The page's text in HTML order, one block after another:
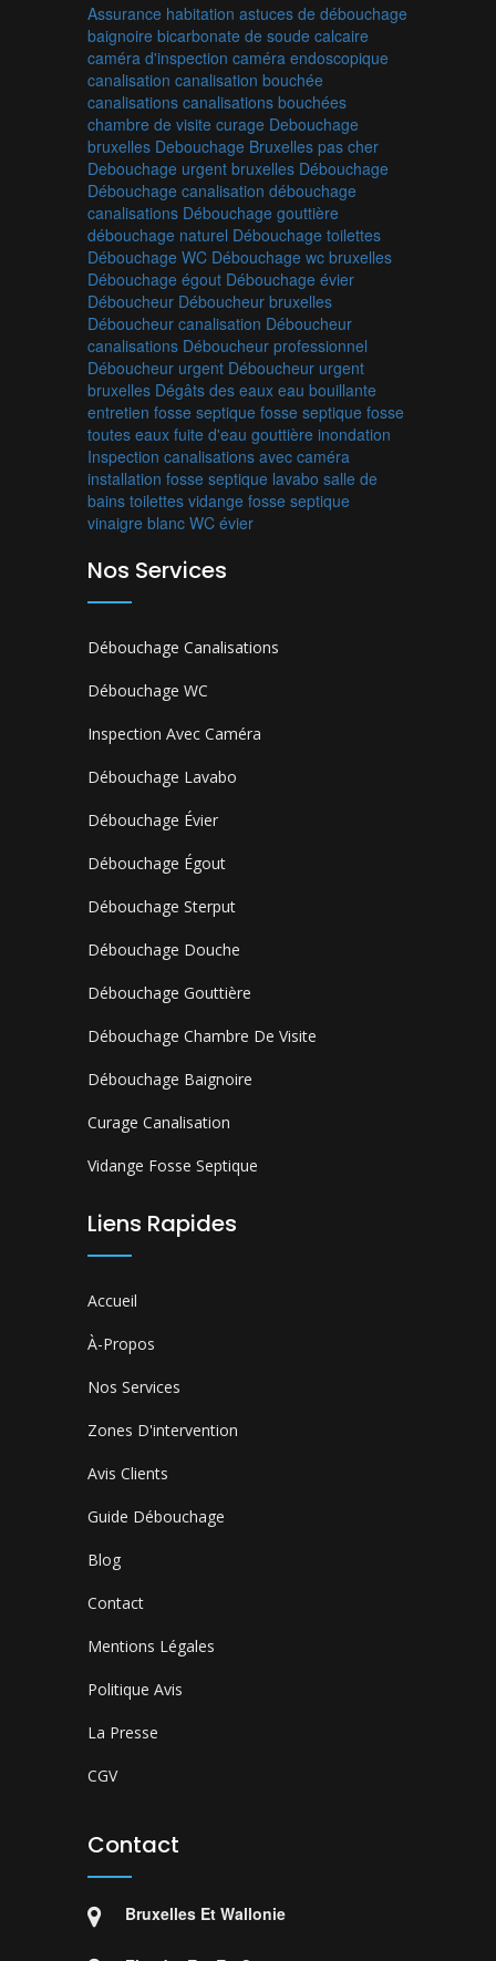
Assurance habitation astuces de débouchage
baignoire bicarbonate de soude calcaire
caméra d'inspection caméra endoscopique
canalisation canalisation bouchée
canalisations canalisations bouchées
chambre de visite curage Debouchage
bruxelles Debouchage Bruxelles pas cher
Debouchage urgent bruxelles Débouchage
Débouchage canalisation débouchage
canalisations Débouchage gouttière
débouchage naturel Débouchage toilettes
Débouchage WC Débouchage wc bruxelles
Débouchage égout Débouchage évier
Déboucheur Déboucheur bruxelles
Déboucheur canalisation Déboucheur
canalisations Déboucheur professionnel
Déboucheur urgent Déboucheur urgent
bruxelles Dégâts des eaux eau bouillante
entretien fosse septique fosse septique fosse
toutes eaux fuite d'eau gouttière inondation
Inspection canalisations avec caméra
installation fosse septique lavabo salle de
bains toilettes vidange fosse septique
vinaigre blanc WC évier
Nos Services
Débouchage Canalisations
Débouchage WC
Inspection Avec Caméra
Débouchage Lavabo
Débouchage Évier
Débouchage Égout
Débouchage Sterput
Débouchage Douche
Débouchage Gouttière
Débouchage Chambre De Visite
Débouchage Baignoire
Curage Canalisation
Vidange Fosse Septique
Liens Rapides
Accueil
À-Propos
Nos Services
Zones D'intervention
Avis Clients
Guide Débouchage
Blog
Contact
Mentions Légales
Politique Avis
La Presse
CGV
Contact
Bruxelles Et Wallonie